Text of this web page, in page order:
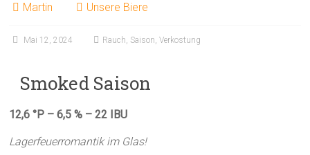
Martin Unsere Biere
Mai 12, 2024 Rauch, Saison,Verkostung
Smoked Saison
12,6 °P – 6,5 % – 22 IBU
Lagerfeuerromantik im Glas!